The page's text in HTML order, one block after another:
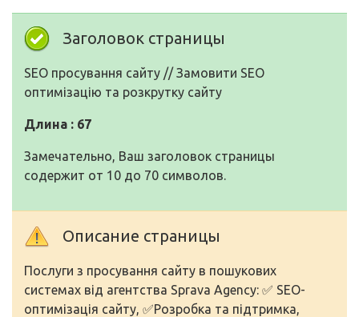
Заголовок страницы
SEO просування сайту // Замовити SEO
оптимізацію та розкрутку сайту
Длина : 67
Замечательно, Ваш заголовок страницы
содержит от 10 до 70 символов.
Описание страницы
Послуги з просування сайту в пошукових
системах від агентства Sprava Agency: ✅ SEO-
оптимізація сайту, ✅Розробка та підтримка,